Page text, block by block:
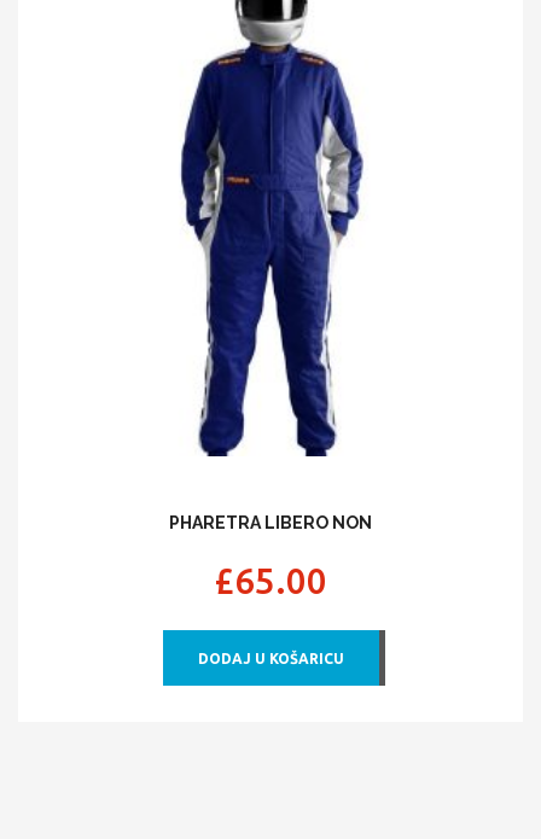
PHARETRA LIBERO NON
£65.00
DODAJ U KOŠARICU